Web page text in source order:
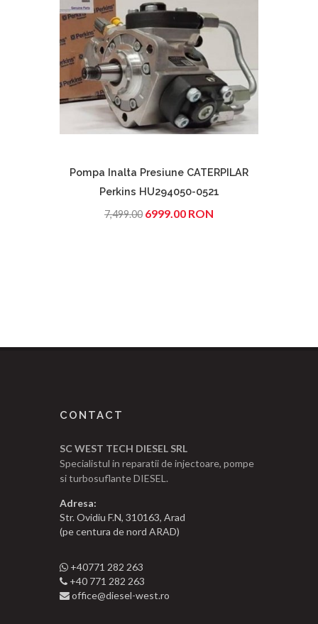
Pompa Inalta Presiune CATERPILAR
Perkins HU294050-0521
7,499.00 6999.00 RON
CONTACT
SC WEST TECH DIESEL SRL
Specialistul in reparatii de injectoare, pompe
si turbosuflante DIESEL.
Adresa:
Str. Ovidiu F.N, 310163, Arad
(pe centura de nord ARAD)
+40771 282 263
+40 771 282 263
office@diesel-west.ro